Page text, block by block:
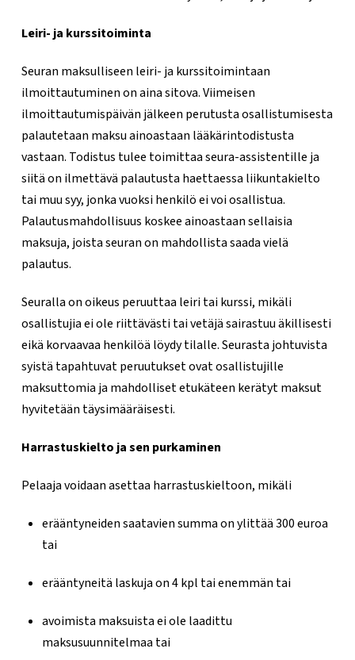
Leiri- ja kurssitoiminta
Seuran maksulliseen leiri- ja kurssitoimintaan
ilmoittautuminen on aina sitova. Viimeisen
ilmoittautumispäivän jälkeen perutusta osallistumisesta
palautetaan maksu ainoastaan lääkärintodistusta
vastaan. Todistus tulee toimittaa seura-assistentille ja
siitä on ilmettävä palautusta haettaessa liikuntakielto
tai muu syy, jonka vuoksi henkilö ei voi osallistua.
Palautusmahdollisuus koskee ainoastaan sellaisia
maksuja, joista seuran on mahdollista saada vielä
palautus.
Seuralla on oikeus peruuttaa leiri tai kurssi, mikäli
osallistujia ei ole riittävästi tai vetäjä sairastuu äkillisesti
eikä korvaavaa henkilöä löydy tilalle. Seurasta johtuvista
syistä tapahtuvat peruutukset ovat osallistujille
maksuttomia ja mahdolliset etukäteen kerätyt maksut
hyvitetään täysimääräisesti.
Harrastuskielto ja sen purkaminen
Pelaaja voidaan asettaa harrastuskieltoon, mikäli
erääntyneiden saatavien summa on ylittää 300 euroa
tai
erääntyneitä laskuja on 4 kpl tai enemmän tai
avoimista maksuista ei ole laadittu
maksusuunnitelmaa tai